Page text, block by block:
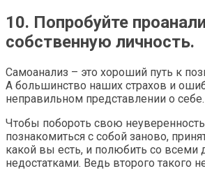
10. Попробуйте
собственную личность.
Самоанализ – это хороший путь к
А большинство наших страхов и
неправильном представлении о себе.
Чтобы побороть свою
познакомиться с собой заново,
какой вы есть, и полюбить со всеми
недостатками. Ведь второго такого